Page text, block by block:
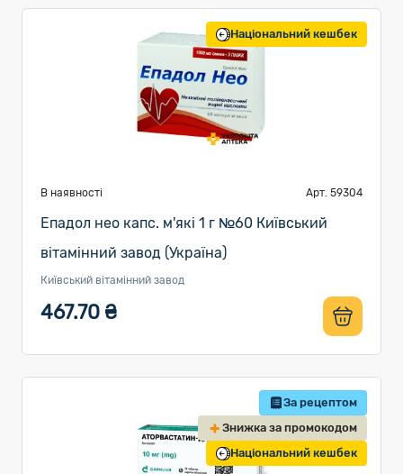
Національний кешбек
В наявності Арт. 59304
Епадол нео капс. м'які 1 г №60 Київський
вітамінний завод (Україна)
Київський вітамінний завод
467.70 ₴
За рецептом
Знижка за промокодом
Національний кешбек